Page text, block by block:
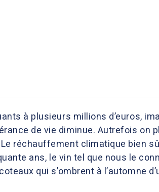
à plusieurs millions d’euros,
de vie diminue. Autrefois on
réchauffement climatique bien
ans, le vin tel que nous le
qui s’ombrent à l’automne